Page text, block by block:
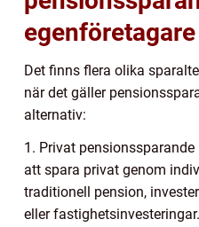
egenföretagare
Det finns flera olika
när det gäller
alternativ:
1. Privat
att spara privat genom
traditionell pension,
eller